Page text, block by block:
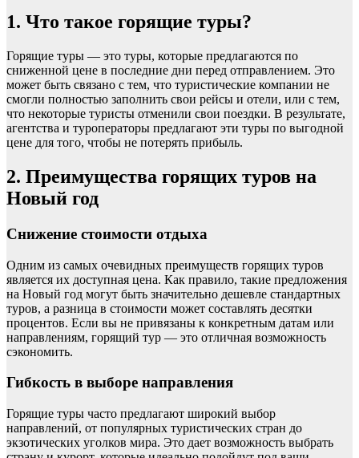
1. Что такое горящие туры?
Горящие туры — это туры, которые предлагаются по
сниженной цене в последние дни перед отправлением. Это
может быть связано с тем, что туристические компании не
смогли полностью заполнить свои рейсы и отели, или с тем,
что некоторые туристы отменили свои поездки. В результате,
агентства и туроператоры предлагают эти туры по выгодной
цене для того, чтобы не потерять прибыль.
2. Преимущества горящих туров на
Новый год
Снижение стоимости отдыха
Одним из самых очевидных преимуществ горящих туров
является их доступная цена. Как правило, такие предложения
на Новый год могут быть значительно дешевле стандартных
туров, а разница в стоимости может составлять десятки
процентов. Если вы не привязаны к конкретным датам или
направлениям, горящий тур — это отличная возможность
сэкономить.
Гибкость в выборе направления
Горящие туры часто предлагают широкий выбор
направлений, от популярных туристических стран до
экзотических уголков мира. Это дает возможность выбрать